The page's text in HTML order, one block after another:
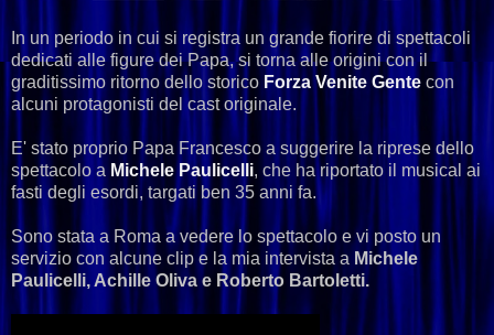
In un periodo in cui si registra un grande fiorire di spettacoli
dedicati alle figure dei Papa, si torna alle origini con il
graditissimo ritorno dello storico Forza Venite Gente con
alcuni protagonisti del cast originale.
E' stato proprio Papa Francesco a suggerire la riprese dello
spettacolo a Michele Paulicelli, che ha riportato il musical ai
fasti degli esordi, targati ben 35 anni fa.
Sono stata a Roma a vedere lo spettacolo e vi posto un
servizio con alcune clip e la mia intervista a Michele
Paulicelli, Achille Oliva e Roberto Bartoletti.